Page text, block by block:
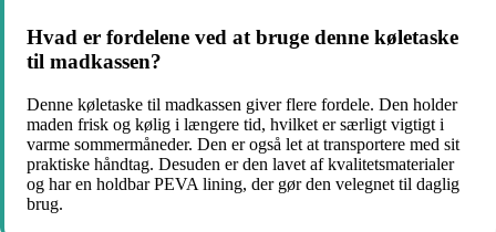
Hvad er fordelene ved at bruge denne køletaske
til madkassen?
Denne køletaske til madkassen giver flere fordele. Den holder
maden frisk og kølig i længere tid, hvilket er særligt vigtigt i
varme sommermåneder. Den er også let at transportere med sit
praktiske håndtag. Desuden er den lavet af kvalitetsmaterialer
og har en holdbar PEVA lining, der gør den velegnet til daglig
brug.